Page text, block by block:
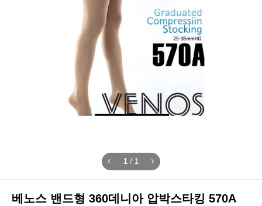
1 / 1
베노스 밴드형 360데니아 압박스타킹 570A